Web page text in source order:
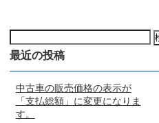
索:
最近の投稿
中古車の販売価格の表示が
「支払総額」に変更になりま
す。